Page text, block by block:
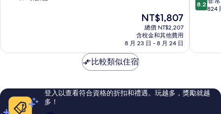
片
店
棒
論
現
在
價
格
為
NT$1,807
總價 NT$2,207
含稅金和其他費用
8 月 23 日 - 8 月 24 日
前
分，
非
則
評
8.2
824
比較類似住宿
登入以查看符合資格的折扣和禮遇。玩越多，獎勵就越
多！